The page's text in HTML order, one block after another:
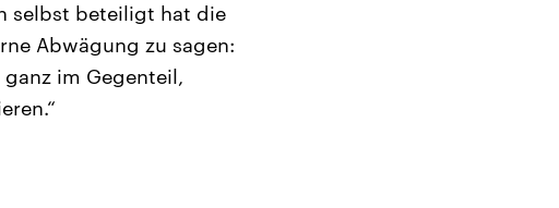
selbst beteiligt hat die
Abwägung zu sagen:
im Gegenteil,